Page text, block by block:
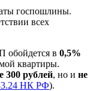
госпошлины.
всех
обойдется в 0,5%
квартиры.
300 рублей, но и не
НК РФ).